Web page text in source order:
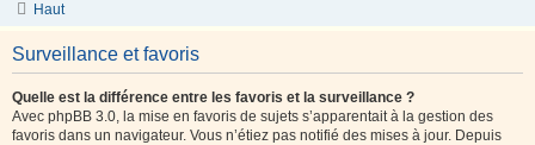
Haut
Surveillance et favoris
Quelle est la différence entre les favoris et la surveillance ?
Avec phpBB 3.0, la mise en favoris de sujets s’apparentait à la gestion des
favoris dans un navigateur. Vous n’étiez pas notifié des mises à jour. Depuis